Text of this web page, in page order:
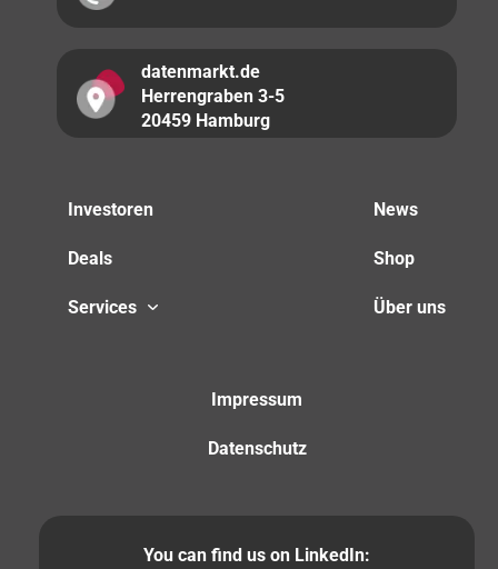
datenmarkt.de
Herrengraben 3-5
20459 Hamburg
Investoren
Deals
Services
News
Shop
Über uns
Impressum
Datenschutz
You can find us on LinkedIn: